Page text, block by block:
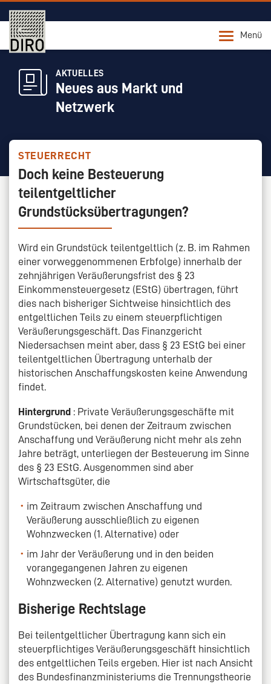
Menü
AKTUELLES
Neues aus Markt und
Netzwerk
STEUERRECHT
Doch keine Besteuerung
teilentgeltlicher
Grundstücksübertragungen?
Wird ein Grundstück teilentgeltlich (z. B. im Rahmen
einer vorweggenommenen Erbfolge) innerhalb der
zehnjährigen Veräußerungsfrist des § 23
Einkommensteuergesetz (EStG) übertragen, führt
dies nach bisheriger Sichtweise hinsichtlich des
entgeltlichen Teils zu einem steuerpflichtigen
Veräußerungsgeschäft. Das Finanzgericht
Niedersachsen meint aber, dass § 23 EStG bei einer
teilentgeltlichen Übertragung unterhalb der
historischen Anschaffungskosten keine Anwendung
findet.
Hintergrund : Private Veräußerungsgeschäfte mit
Grundstücken, bei denen der Zeitraum zwischen
Anschaffung und Veräußerung nicht mehr als zehn
Jahre beträgt, unterliegen der Besteuerung im Sinne
des § 23 EStG. Ausgenommen sind aber
Wirtschaftsgüter, die
im Zeitraum zwischen Anschaffung und
Veräußerung ausschließlich zu eigenen
Wohnzwecken (1. Alternative) oder
im Jahr der Veräußerung und in den beiden
vorangegangenen Jahren zu eigenen
Wohnzwecken (2. Alternative) genutzt wurden.
Bisherige Rechtslage
Bei teilentgeltlicher Übertragung kann sich ein
steuerpflichtiges Veräußerungsgeschäft hinsichtlich
des entgeltlichen Teils ergeben. Hier ist nach Ansicht
des Bundesfinanzministeriums die Trennungstheorie